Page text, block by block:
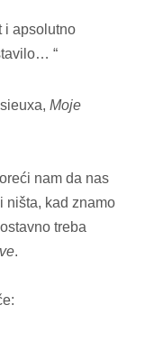
i apsolutno
“
Moje
nam da nas
ništa, kad znamo
treba
.